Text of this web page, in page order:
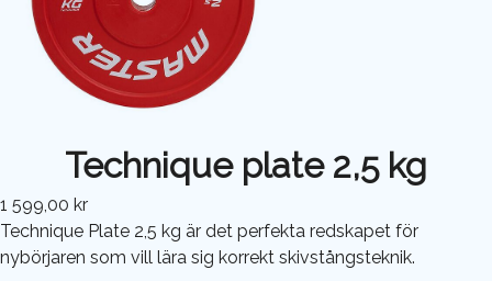
Technique plate 2,5 kg
1 599,00 kr
Technique Plate 2,5 kg är det perfekta redskapet för
nybörjaren som vill lära sig korrekt skivstångsteknik.